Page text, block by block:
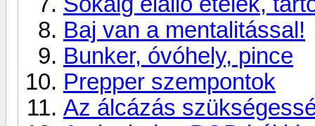
Baj van a mentalitással!
Bunker, óvóhely, pince
Prepper szempontok
Az álcázás